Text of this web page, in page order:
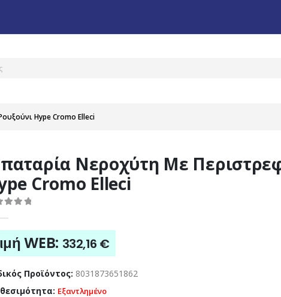
Hype Cromo Elleci
Νεροχύτη Με
Cromo Elleci
WEB: 332,16 €
Προϊόντος: 8031873651862
Εξαντλημένο